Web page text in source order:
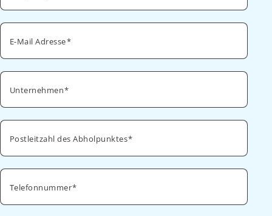
E-Mail Adresse
Unternehmen
Postleitzahl des Abholpunktes
Telefonnummer